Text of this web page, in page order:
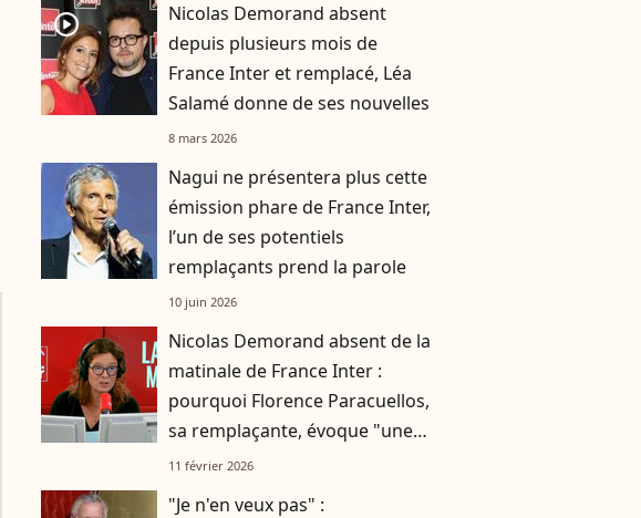
player2
Nicolas Demorand absent
depuis plusieurs mois de
France Inter et remplacé, Léa
Salamé donne de ses nouvelles
8 mars 2026
Nagui ne présentera plus cette
émission phare de France Inter,
l’un de ses potentiels
remplaçants prend la parole
10 juin 2026
Nicolas Demorand absent de la
matinale de France Inter :
pourquoi Florence Paracuellos,
sa remplaçante, évoque "une
ambiance particulière" ?
11 février 2026
"Je n'en veux pas" :